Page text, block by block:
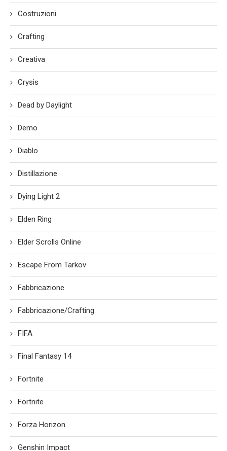
Costruzioni
Crafting
Creativa
Crysis
Dead by Daylight
Demo
Diablo
Distillazione
Dying Light 2
Elden Ring
Elder Scrolls Online
Escape From Tarkov
Fabbricazione
Fabbricazione/Crafting
FIFA
Final Fantasy 14
Fortnite
Fortnite
Forza Horizon
Genshin Impact